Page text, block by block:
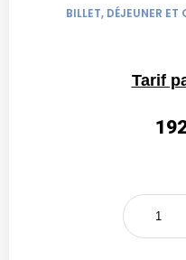
BILLET, DÉJEUNER ET
Tarif